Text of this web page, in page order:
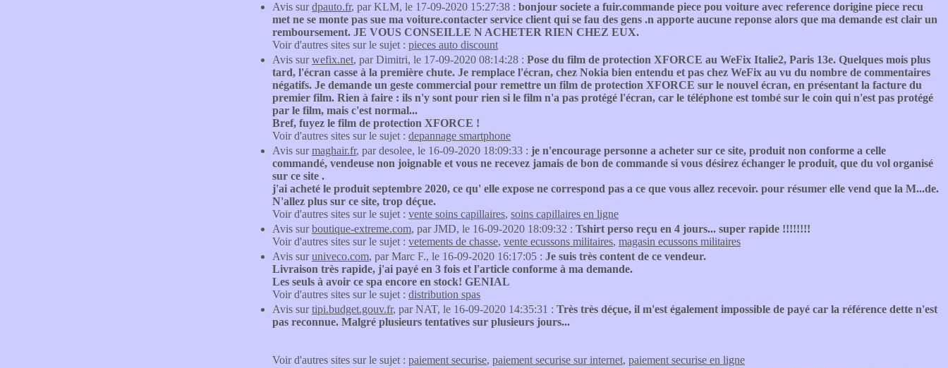
Avis surdpauto.fr, par KLM, le 17-09-2020 15:27:38 : bonjour societe a fuir.commande piece pou voiture avec reference dorigine piece recu
met ne se monte pas sue ma voiture.contacter service client qui se fau des gens .n apporte aucune reponse alors que ma demande est clair un
remboursement. JE VOUS CONSEILLE N ACHETER RIEN CHEZ EUX.
Voir d'autres sites sur le sujet : pieces auto discount
Avis surwefix.net, par Dimitri, le 17-09-2020 08:14:28 : Pose du film de protection XFORCE au WeFix Italie2, Paris 13e. Quelques mois plus
tard, l'écran casse à la première chute. Je remplace l'écran, chez Nokia bien entendu et pas chez WeFix au vu du nombre de commentaires
négatifs. Je demande un geste commercial pour remettre un film de protection XFORCE sur le nouvel écran, en présentant la facture du
premier film. Rien à faire : ils n'y sont pour rien si le film n'a pas protégé l'écran, car le téléphone est tombé sur le coin qui n'est pas protégé
par le film, mais c'est normal...
Bref, fuyez le film de protection XFORCE !
Voir d'autres sites sur le sujet : depannage smartphone
Avis surmaghair.fr, par desolee, le 16-09-2020 18:09:33 : je n'encourage personne a acheter sur ce site, produit non conforme a celle
commandé, vendeuse non joignable et vous ne recevez jamais de bon de commande si vous désirez échanger le produit, que du vol organisé
sur ce site .
j'ai acheté le produit septembre 2020, ce qu' elle expose ne correspond pas a ce que vous allez recevoir. pour résumer elle vend que la M...de.
N'allez plus sur ce site, trop déçue.
Voir d'autres sites sur le sujet : vente soins capillaires, soins capillaires en ligne
Avis surboutique-extreme.com, par JMD, le 16-09-2020 18:09:32 : Tshirt perso reçu en 4 jours... super rapide !!!!!!!!
Voir d'autres sites sur le sujet : vetements de chasse, vente ecussons militaires, magasin ecussons militaires
Avis suruniveco.com, par Marc F., le 16-09-2020 16:17:05 : Je suis très content de ce vendeur.
Livraison très rapide, j'ai payé en 3 fois et l'article conforme à ma demande.
Les seuls à avoir ce spa encore en stock! GENIAL
Voir d'autres sites sur le sujet : distribution spas
Avis surtipi.budget.gouv.fr, par NAT, le 16-09-2020 14:35:31 : Très très déçue, il m'est également impossible de payé car la référence dette n'est
pas reconnue. Malgré plusieurs tentatives sur plusieurs jours...
Voir d'autres sites sur le sujet : paiement securise, paiement securise sur internet, paiement securise en ligne